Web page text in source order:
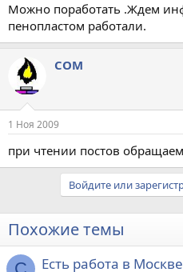
Можно поработать .Ждем
пенопластом работали.
COM
1 Ноя 2009
при чтении постов
Войдите или
Похожие темы
C Есть работа в Москве